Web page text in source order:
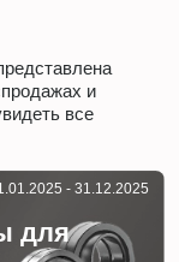
и
все
для
- 31.12.2025